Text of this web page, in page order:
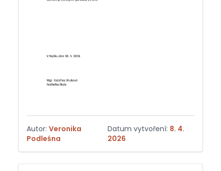
Autor: Veronika
Podleśna
Datum vytvoření: 8. 4.
2026